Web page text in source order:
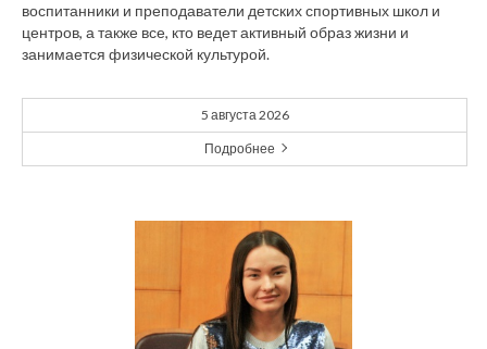
воспитанники и преподаватели детских спортивных школ и
центров, а также все, кто ведет активный образ жизни и
занимается физической культурой.
5 августа 2026
Подробнее